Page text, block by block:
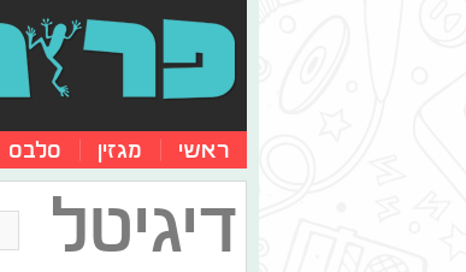
ראשי מגזין סלבס
דיגיטל